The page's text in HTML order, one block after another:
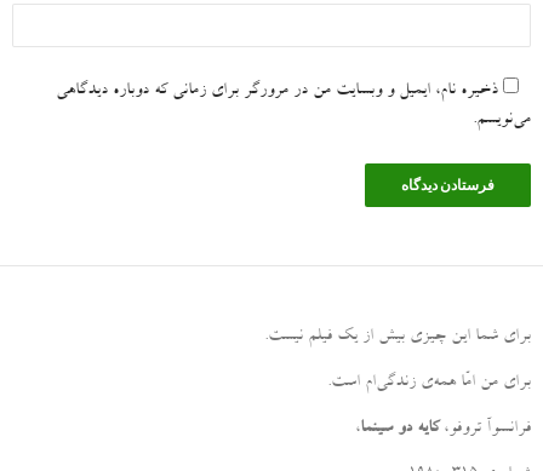
ذخیره نام، ایمیل و وبسایت من در مرورگر برای زمانی که دوباره دیدگاهی
می‌نویسم.
برای شما این چیزی بیش از یک فیلم نیست.
برای من امّا همه‌ی زندگی‌ام است.
فرانسوآ تروفو، کایه دو سینما،